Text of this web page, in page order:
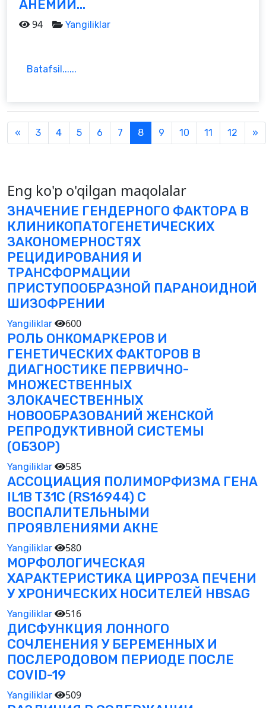
АНЕМИИ...
94 Yangiliklar
Batafsil......
« Previous
3 4 5 6 7 8 9 10 11 12 »
Eng ko'p o'qilgan maqolalar
ЗНАЧЕНИЕ ГЕНДЕРНОГО ФАКТОРА В
КЛИНИКОПАТОГЕНЕТИЧЕСКИХ
ЗАКОНОМЕРНОСТЯХ
РЕЦИДИРОВАНИЯ И
ТРАНСФОРМАЦИИ
ПРИСТУПООБРАЗНОЙ ПАРАНОИДНОЙ
ШИЗОФРЕНИИ
Yangiliklar 600
РОЛЬ ОНКОМАРКЕРОВ И
ГЕНЕТИЧЕСКИХ ФАКТОРОВ В
ДИАГНОСТИКЕ ПЕРВИЧНО-
МНОЖЕСТВЕННЫХ
ЗЛОКАЧЕСТВЕННЫХ
НОВООБРАЗОВАНИЙ ЖЕНСКОЙ
РЕПРОДУКТИВНОЙ СИСТЕМЫ
(ОБЗОР)
Yangiliklar 585
АССОЦИАЦИЯ ПОЛИМОРФИЗМА ГЕНА
IL1B T31C (RS16944) С
ВОСПАЛИТЕЛЬНЫМИ
ПРОЯВЛЕНИЯМИ АКНЕ
Yangiliklar 580
МОРФОЛОГИЧЕСКАЯ
ХАРАКТЕРИСТИКА ЦИРРОЗА ПЕЧЕНИ
У ХРОНИЧЕСКИХ НОСИТЕЛЕЙ HBSAG
Yangiliklar 516
ДИСФУНКЦИЯ ЛОННОГО
СОЧЛЕНЕНИЯ У БЕРЕМЕННЫХ И
ПОСЛЕРОДОВОМ ПЕРИОДЕ ПОСЛЕ
COVID-19
Yangiliklar 509